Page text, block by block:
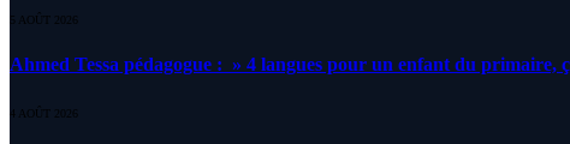
5 AOÛT 2026
Ahmed Tessa pédagogue : » 4 langues pour un enfant du primaire,
4 AOÛT 2026